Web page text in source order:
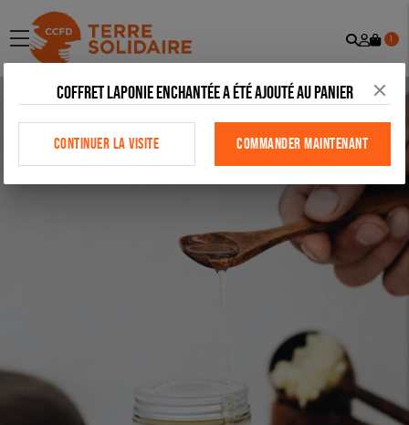
menu
Mon
1
Coffret Laponie Enchantée a été ajouté au panier
CONTINUER LA VISITE COMMANDER MAINTENANT